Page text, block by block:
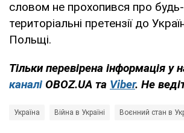
словом не прохопився про будь-
територіальні претензії до
Польщі.
Тільки перевірена інформація у
каналі OBOZ.UA та Viber. Не
Україна Війна в Україні Воєнний стан в